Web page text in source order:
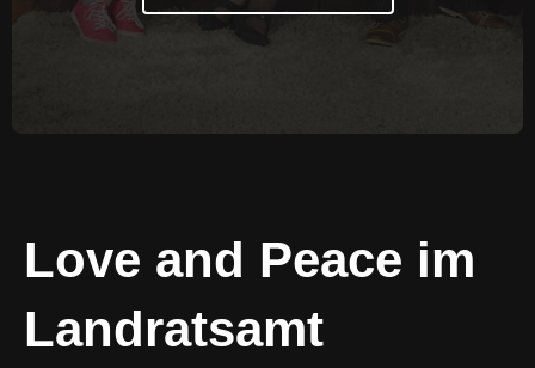
Love and Peace im
Landratsamt